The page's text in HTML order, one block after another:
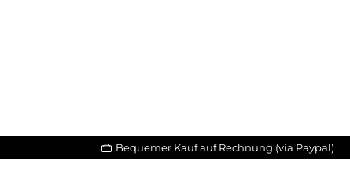
Bequemer Kauf auf Rechnung (via Paypal)